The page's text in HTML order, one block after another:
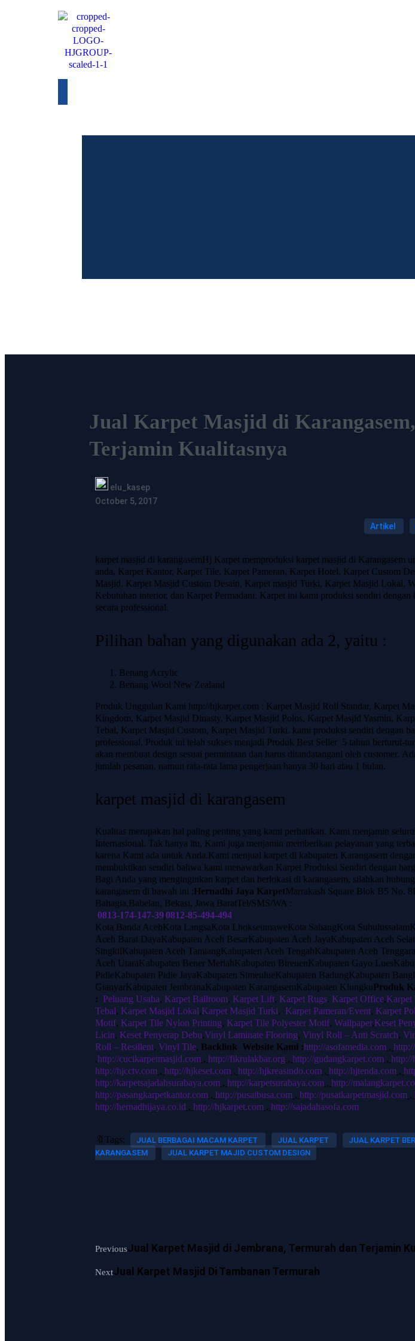
Jual Karpet Masjid di
Terjamin Kualitasnya
elu_kasep
October 5, 2017
Artikel
karpet masjid di karangasemHj Karpet memproduksi karpet masjid di Karangasem
anda, Karpet Kantor, Karpet Tile, Karpet Pameran, Karpet Hotel, Karpet Custom
Masjid, Karpet Masjid Custom Desain, Karpet masjid Turki, Karpet Masjid Lokal,
Kebutuhan interior, dan Karpet Permadani. Karpet ini kami produksi sendiri dengan
secara professional.
Pilihan bahan yang digunakan ada 2, yaitu :
Benang Acrylic
Benang Wool New Zealand
Produk Unggulan Kami http://hjkarpet.com : Karpet Masjid Roll Standar, Karpet
Kingdom, Karpet Masjid Dinasty, Karpet Masjid Polos, Karpet Masjid Yasmin,
Tebal, Karpet Masjid Custom, Karpet Masjid Turki. kami produksi sendiri dengan
professional. Produk ini telah sukses menjadi Produk Best Seller 5 tahun berturut-
akan membuat design sesuai permintaan dan harus ditandatangani oleh customer.
jumlah pesanan, namun rata-rata lama pengerjaan hanya 30 hari atau 1 bulan.
karpet masjid di karangasem
Kualitas merupakan hal paling penting yang kami perhatikan. Kami menjamin
Internasional. Tak hanya itu, Kami juga menjamin memberikan pelayanan yang
karena Kami ada untuk Anda.Kami menjual karpet di kabupaten Karangasem
membuktikan sendiri bahwa kami menawarkan Karpet Produksi Sendiri dengan
Bagi Anda yang menginginkan karpet dan berlokasi di karangasem, silahkan
karangasem di bawah ini :Hernadhi Jaya KarpetMarrakash Square Blok B5 No.
Bahagia,Babelan, Bekasi, Jawa BaratTel/SMS/WA :
0813-174-147-39|0812-85-494-494
Kota Banda AcehKota LangsaKota LhokseumaweKota SabangKota
Aceh Barat DayaKabupaten Aceh BesarKabupaten Aceh JayaKabupaten Aceh
SingkilKabupaten Aceh TamiangKabupaten Aceh TengahKabupaten Aceh
Aceh UtaraKabupaten Bener MeriahKabupaten BireuenKabupaten Gayo
PidieKabupaten Pidie JayaKabupaten SimeulueKabupaten BadungKabupaten
GianyarKabupaten JembranaKabupaten KarangasemKabupaten KlungkuProduk
: Peluang Usaha, Karpet Ballroom, Karpet Lift, Karpet Rugs, Karpet Office,Karpet
Tebal, Karpet Masjid Lokal,Karpet Masjid Turki, Karpet Pameran/Event, Karpet
Motif, Karpet Tile Nylon Printing, Karpet Tile Polyester Motif,Wallpaper,Keset
Licin, Keset Penyerap Debu,Vinyl Laminate Flooring,Vinyl Roll – Anti Scratch,
Roll – Resillent,Vinyl Tile, Backlink Website Kami :http://asofamedia.com ,
,http://cucikarpetmasjid.com ,http://fikrulakbar.org ,http://gudangkarpet.com ,http://
http://hjcctv.com ,http://hjkeset.com ,http://hjkreasindo.com ,http://hjtenda.com ,
http://karpetsajadahsurabaya.com ,http://karpetsurabaya.com ,http://
http://pasangkarpetkantor.com ,http://pusatbusa.com ,http://pusatkarpetmasjid.com ,
http://hernadhijaya.co.id ,http://hjkarpet.com ,http://sajadahasofa.com
🔖Tags: JUAL BERBAGAI MACAM KARPET JUAL KARPET JUAL KARPET
KARANGASEM
JUAL KARPET MAJID CUSTOM DESIGN
PreviousJual Karpet Masjid di Jembrana, Termurah dan Terjamin
NextJual Karpet Masjid Di Tambanan Termurah